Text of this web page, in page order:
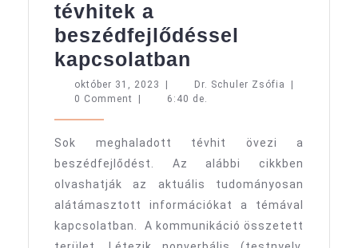
tévhitek a
beszédfejlődéssel
kapcsolatban
mert
kétnyelvű”
más
tévhitek
a
október 31, 2023 október
31,
| Dr. Schuler Zsófia Dr.|
0 Comment
| 6:40 de.
Sok meghaladott tévhit övezi a
beszédfejlődést. Az alábbi cikkben
olvashatják az aktuális tudományosan
alátámasztott információkat a témával
kapcsolatban. A kommunikáció összetett